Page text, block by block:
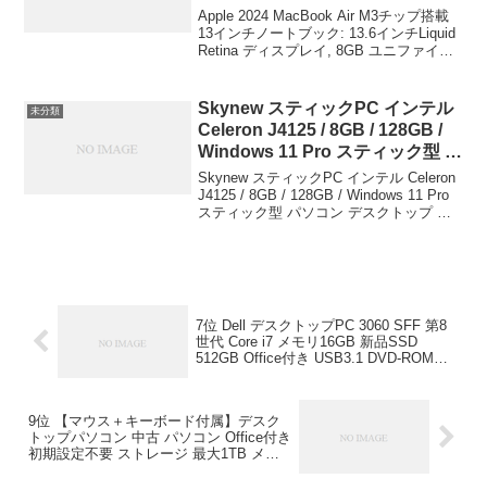
プレイ, 8GB ユニファイドメモリ,
256GB SSD ストレージ, バッ ク
ライトキーボード, 1080p
ID。iPhone や iPad との連係 機
能, スターライト Apple(アップル)
￥158,141
Apple 2024 MacBook Air M3チップ搭載
13インチノートブック: 13.6インチLiquid
Retina ディスプレイ, 8GB ユニファイド
未分類
Skynew スティックPC インテル
Celeron J4125 / 8GB / 128GB /
Windows 11 Pro スティック型 パ
ソコン デスクトップ ミニ M1K＋
【メーカー保証：1年】 skynew
￥32,990
Skynew スティックPC インテル Celeron
J4125 / 8GB / 128GB / Windows 11 Pro
スティック型 パソコン デスクトップ ミ
7位 Dell デスクトップPC 3060 SFF 第8
世代 Core i7 メモリ16GB 新品SSD
512GB Office付き USB3.1 DVD-ROM
モリ16GB 新品SSD 512GB Office付き
USB3.1 DVD-ROM HDMI Windows11
Windows10 中古デスクトップパソコン
9位 【マウス＋キーボード付属】デスク
トップパソコン 中古 パソコン Office付き
初期設定不要 ストレージ 最大1TB メモ